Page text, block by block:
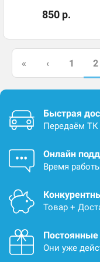
850 р.
« ‹ 1 2
Быстрая
Передаём ТК
Онлайн
Время
Товар +
Постоянные
Они уже